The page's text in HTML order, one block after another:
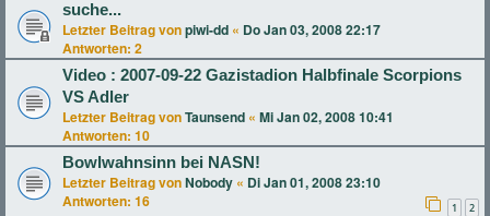
suche...
Letzter Beitrag vonpiwi-dd « Do Jan 03, 2008 22:17
Antworten: 2
Video : 2007-09-22 Gazistadion Halbfinale Scorpions
VS Adler
Letzter Beitrag vonTaunsend « Mi Jan 02, 2008 10:41
Antworten: 10
Bowlwahnsinn bei NASN!
Letzter Beitrag vonNobody « Di Jan 01, 2008 23:10
Antworten: 16 1 2